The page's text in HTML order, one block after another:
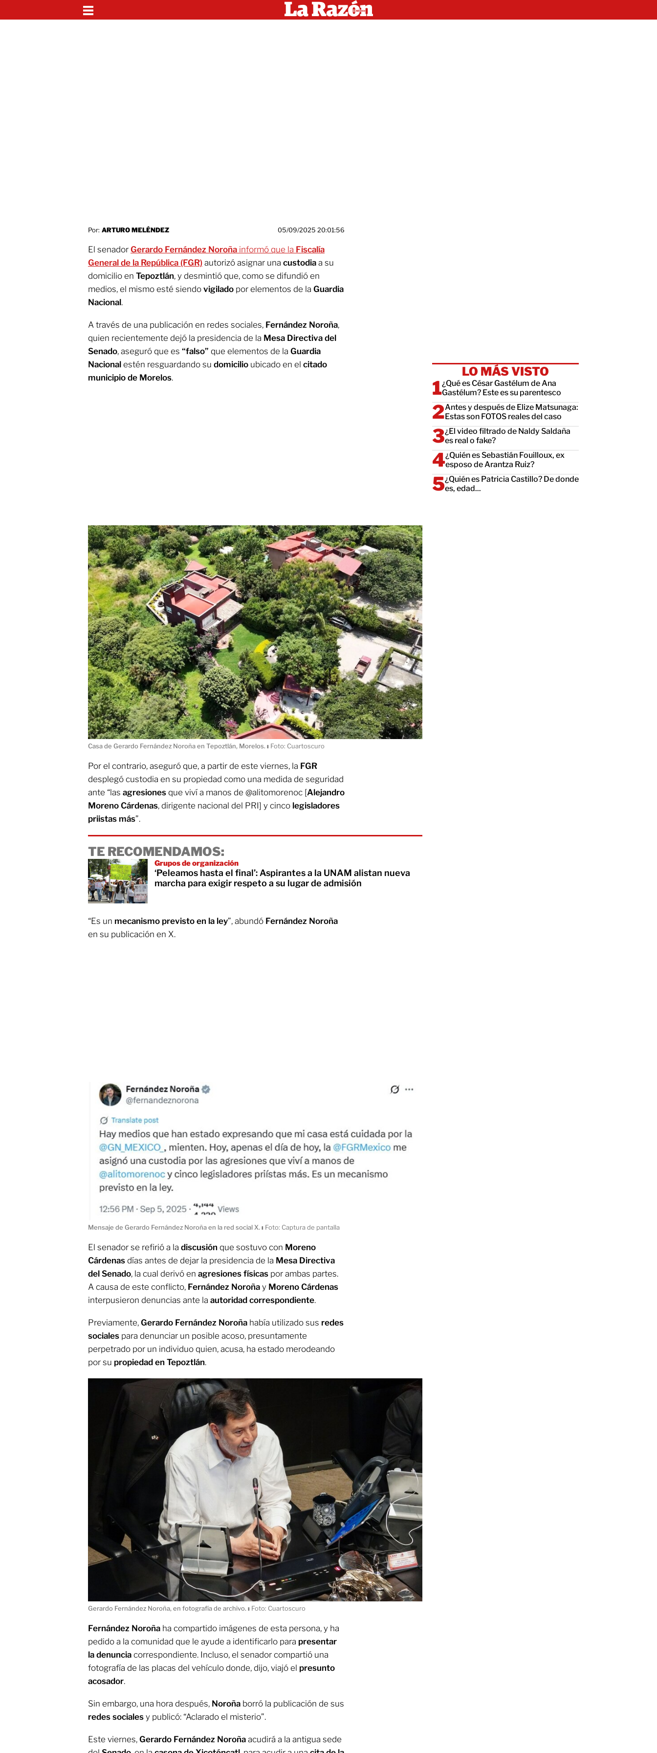
Por: ARTURO MELÉNDEZ 05/09/2025 20:01:56
El senador Gerardo Fernández Noroña informó que la Fiscalía
General de la República (FGR) autorizó asignar una custodia a su
domicilio en Tepoztlán, y desmintió que, como se difundió en
medios, el mismo esté siendo vigilado por elementos de la Guardia
Nacional.
A través de una publicación en redes sociales, Fernández Noroña,
quien recientemente dejó la presidencia de la Mesa Directiva del
Senado, aseguró que es “falso” que elementos de la Guardia
Nacional estén resguardando su domicilio ubicado en el citado
municipio de Morelos.
Casa de Gerardo Fernández Noroña en Tepoztlán, Morelos. ı Foto: Cuartoscuro
Por el contrario, aseguró que, a partir de este viernes, la FGR
desplegó custodia en su propiedad como una medida de seguridad
ante “las agresiones que viví a manos de @alitomorenoc [Alejandro
Moreno Cárdenas, dirigente nacional del PRI] y cinco legisladores
priistas más”.
TE RECOMENDAMOS:
Grupos de organización
‘Peleamos hasta el final’: Aspirantes a la UNAM alistan nueva
marcha para exigir respeto a su lugar de admisión
“Es un mecanismo previsto en la ley”, abundó Fernández Noroña
en su publicación en X.
Mensaje de Gerardo Fernández Noroña en la red social X. ı Foto: Captura de pantalla
El senador se refirió a la discusión que sostuvo con Moreno
Cárdenas días antes de dejar la presidencia de la Mesa Directiva
del Senado, la cual derivó en agresiones físicas por ambas partes.
A causa de este conflicto, Fernández Noroña y Moreno Cárdenas
interpusieron denuncias ante la autoridad correspondiente.
Previamente, Gerardo Fernández Noroña había utilizado sus redes
sociales para denunciar un posible acoso, presuntamente
perpetrado por un individuo quien, acusa, ha estado merodeando
por su propiedad en Tepoztlán.
Gerardo Fernández Noroña, en fotografía de archivo. ı Foto: Cuartoscuro
Fernández Noroña ha compartido imágenes de esta persona, y ha
pedido a la comunidad que le ayude a identificarlo para presentar
la denuncia correspondiente. Incluso, el senador compartió una
fotografía de las placas del vehículo donde, dijo, viajó el presunto
acosador.
Sin embargo, una hora después, Noroña borró la publicación de sus
redes sociales y publicó: “Aclarado el misterio”.
Este viernes, Gerardo Fernández Noroña acudirá a la antigua sede
LO MÁS VISTO
¿Qué es César Gastélum de Ana
Gastélum? Este es su parentesco
Antes y después de Elize Matsunaga:
Estas son FOTOS reales del caso
¿El video filtrado de Naldy Saldaña
es real o fake?
¿Quién es Sebastián Fouilloux, ex
esposo de Arantza Ruiz?
¿Quién es Patricia Castillo? De donde
es, edad...